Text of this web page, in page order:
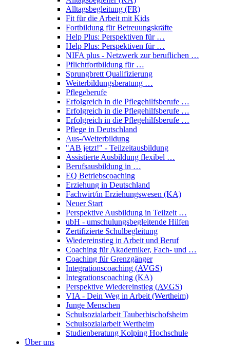
Alltagsbegleitung (FR)
Fit für die Arbeit mit Kids
Fortbildung für Betreuungskräfte
Help Plus: Perspektiven für …
Help Plus: Perspektiven für …
NIFA plus - Netzwerk zur beruflichen …
Pflichtfortbildung für …
Sprungbrett Qualifizierung
Weiterbildungsberatung …
Pflegeberufe
Erfolgreich in die Pflegehilfsberufe …
Erfolgreich in die Pflegehilfsberufe …
Erfolgreich in die Pflegehilfsberufe …
Pflege in Deutschland
Aus-/Weiterbildung
"AB jetzt!" - Teilzeitausbildung
Assistierte Ausbildung flexibel …
Berufsausbildung in …
EQ Betriebscoaching
Erziehung in Deutschland
Fachwirt/in Erziehungswesen (KA)
Neuer Start
Perspektive Ausbildung in Teilzeit …
ubH - umschulungsbegleitende Hilfen
Zertifizierte Schulbegleitung
Wiedereinstieg in Arbeit und Beruf
Coaching für Akademiker, Fach- und …
Coaching für Grenzgänger
Integrationscoaching (AVGS)
Integrationscoaching (KA)
Perspektive Wiedereinstieg (AVGS)
VIA - Dein Weg in Arbeit (Wertheim)
Junge Menschen
Schulsozialarbeit Tauberbischofsheim
Schulsozialarbeit Wertheim
Studienberatung Kolping Hochschule
Über uns